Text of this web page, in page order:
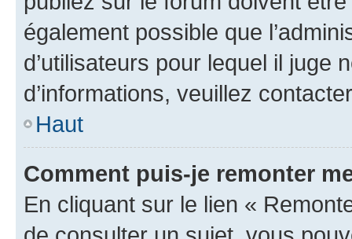
également possible que
d’utilisateurs pour lequel il juge
d’informations, veuillez
Haut
Comment puis-je remonter
En cliquant sur le lien «